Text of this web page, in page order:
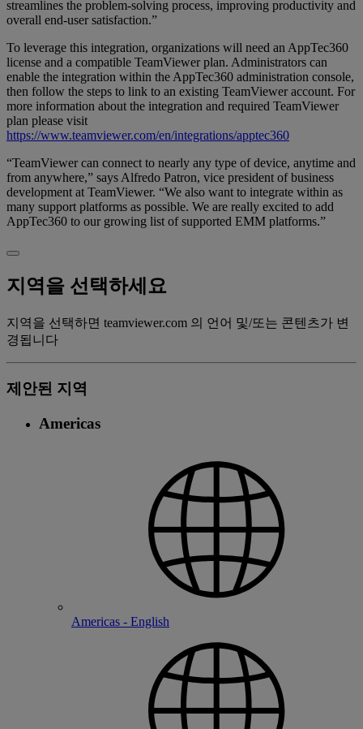
streamlines the problem-solving process, improving productivity and
overall end-user satisfaction.”
To leverage this integration, organizations will need an AppTec360
license and a compatible TeamViewer plan. Administrators can
enable the integration within the AppTec360 administration console,
then follow the steps to link to an existing TeamViewer account. For
more information about the integration and required TeamViewer
plan please visit
https://www.teamviewer.com/en/integrations/apptec360
“TeamViewer can connect to nearly any type of device, anytime and
from anywhere,” says Alfredo Patron, vice president of business
development at TeamViewer. “We also want to integrate within as
many support platforms as possible. We are really excited to add
AppTec360 to our growing list of supported EMM platforms.”
지역을 선택하세요
지역을 선택하면 teamviewer.com 의 언어 및/또는 콘텐츠가 변
경됩니다
제안된 지역
Americas
Americas - English